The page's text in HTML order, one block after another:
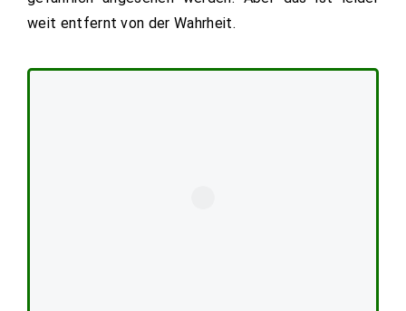
weit entfernt von der Wahrheit.